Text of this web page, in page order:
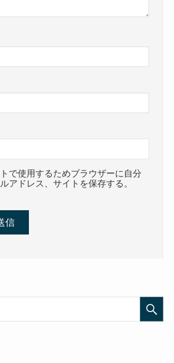
で使用するためブラウザーに自分
アドレス、サイトを保存する。